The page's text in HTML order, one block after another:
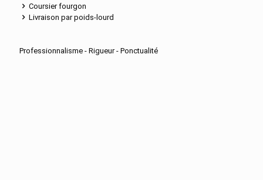
Coursier fourgon
Livraison par poids-lourd
Professionnalisme - Rigueur - Ponctualité